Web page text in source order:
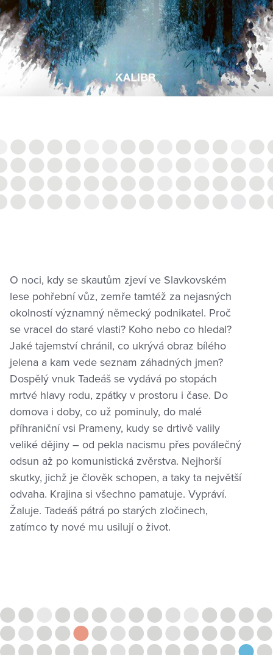
O noci, kdy se skautům zjeví ve Slavkovském
lese pohřební vůz, zemře tamtéž za nejasných
okolností významný německý podnikatel. Proč
se vracel do staré vlasti? Koho nebo co hledal?
Jaké tajemství chránil, co ukrývá obraz bílého
jelena a kam vede seznam záhadných jmen?
Dospělý vnuk Tadeáš se vydává po stopách
mrtvé hlavy rodu, zpátky v prostoru i čase. Do
domova i doby, co už pominuly, do malé
příhraniční vsi Prameny, kudy se drtivě valily
veliké dějiny – od pekla nacismu přes poválečný
odsun až po komunistická zvěrstva. Nejhorší
skutky, jichž je člověk schopen, a taky ta největší
odvaha. Krajina si všechno pamatuje. Vypráví.
Žaluje. Tadeáš pátrá po starých zločinech,
zatímco ty nové mu usilují o život.